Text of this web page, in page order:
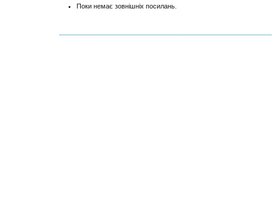
Поки немає зовнішніх посилань.